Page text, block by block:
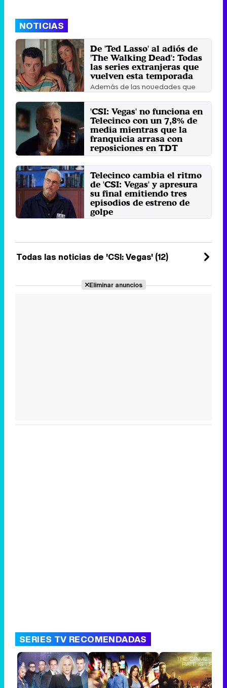
NOTICIAS
De 'Ted Lasso' al adiós de
'The Walking Dead': Todas
las series extranjeras que
vuelven esta temporada
Además de las novedades que
se han anunciado para esta
temporada, los fans de las series
...
Domingo 2 Octubre 2022 10:39
'CSI: Vegas' no funciona en
Telecinco con un 7,8% de
media mientras que la
franquicia arrasa con
reposiciones en TDT
'CSI' sigue gustando, sigue
interesando y sigue dando
grandes resultados, pero la ...
Martes 23 Agosto 2022 12:27
Telecinco cambia el ritmo
de 'CSI: Vegas' y apresura
su final emitiendo tres
episodios de estreno de
golpe
Lunes 15 Agosto 2022 11:08
Todas las noticias de 'CSI: Vegas' (12)
Eliminar anuncios
SERIES TV RECOMENDADAS